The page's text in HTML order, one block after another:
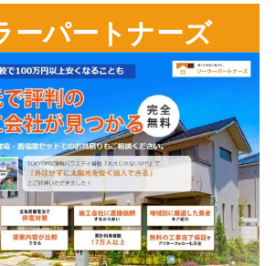
ーパートナーズ